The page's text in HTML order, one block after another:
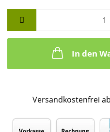
In den
Versandkostenfrei